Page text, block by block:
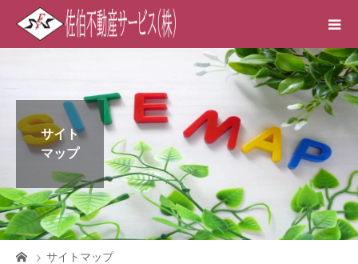
サイト
マップ
サイトマップ